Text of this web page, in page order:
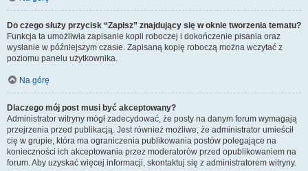
Do czego służy przycisk “Zapisz” znajdujący się w oknie tworzenia tematu?
Funkcja ta umożliwia zapisanie kopii roboczej i dokończenie pisania oraz
wysłanie w późniejszym czasie. Zapisaną kopię roboczą można wczytać z
poziomu panelu użytkownika.
Na górę
Dlaczego mój post musi być akceptowany?
Administrator witryny mógł zadecydować, że posty na danym forum wymagają
przejrzenia przed publikacją. Jest również możliwe, że administrator umieścił
cię w grupie, która ma ograniczenia publikowania postów polegające na
konieczności ich akceptowania przez moderatorów przed opublikowaniem na
forum. Aby uzyskać więcej informacji, skontaktuj się z administratorem witryny.